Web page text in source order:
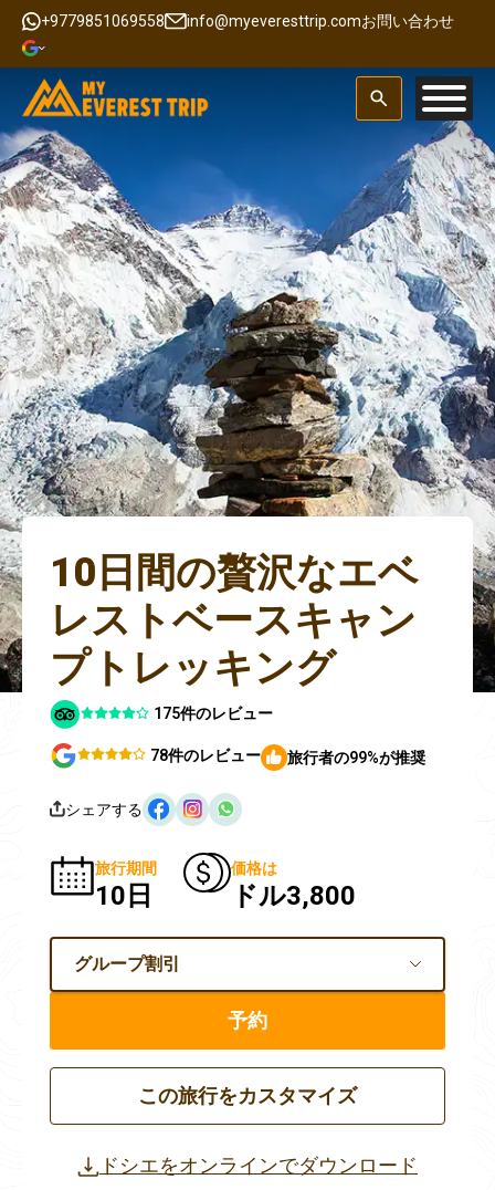
+9779851069558 info@myeveresttrip.comお問い合わせ
10日間の贅沢なエベ
レストベースキャン
プトレッキング
175件のレビュー
78件のレビュー 旅行者の99%が推奨
シェアする
旅行期間
10日
価格は
ドル3,800
グループ割引
予約
この旅行をカスタマイズ
ドシエをオンラインでダウンロード